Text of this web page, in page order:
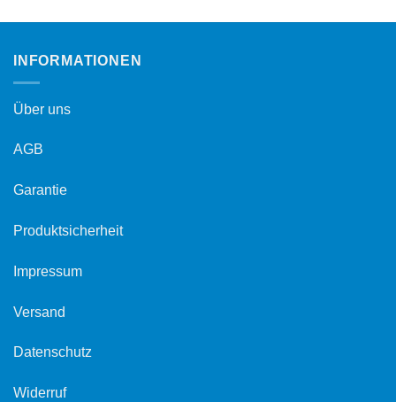
INFORMATIONEN
Über uns
AGB
Garantie
Produktsicherheit
Impressum
Versand
Datenschutz
Widerruf